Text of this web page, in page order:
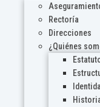
Rectoría
Direcciones
¿Quiénes